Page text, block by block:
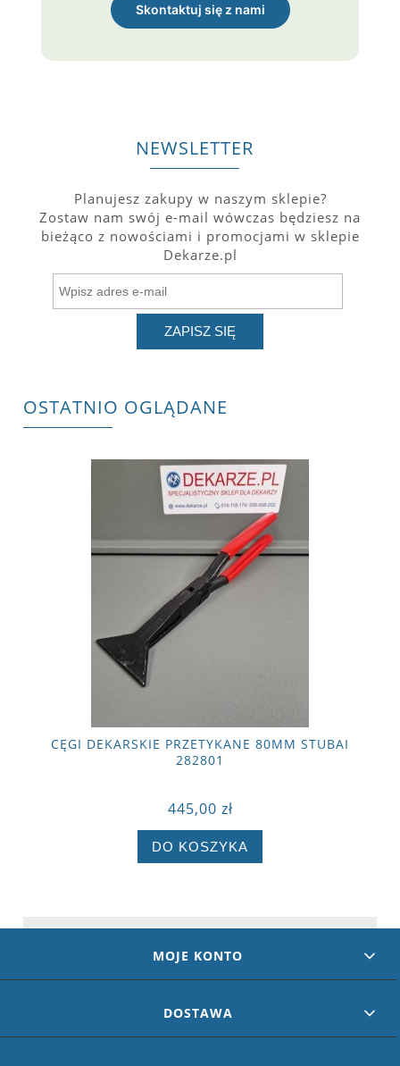
Skontaktuj się z nami
NEWSLETTER
Planujesz zakupy w naszym sklepie?
Zostaw nam swój e-mail wówczas będziesz na
bieżąco z nowościami i promocjami w sklepie
Dekarze.pl
ZAPISZ SIĘ
OSTATNIO OGLĄDANE
CĘGI DEKARSKIE PRZETYKANE 80MM STUBAI
282801
445,00 zł
DO KOSZYKA
MOJE KONTO
DOSTAWA